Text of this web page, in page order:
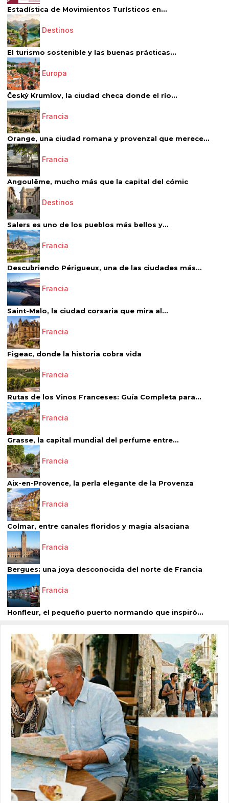
Estadística de Movimientos Turísticos en...
Destinos
El turismo sostenible y las buenas prácticas...
Europa
Český Krumlov, la ciudad checa donde el río...
Francia
Orange, una ciudad romana y provenzal que merece...
Francia
Angoulême, mucho más que la capital del cómic
Destinos
Salers es uno de los pueblos más bellos y...
Francia
Descubriendo Périgueux, una de las ciudades más...
Francia
Saint-Malo, la ciudad corsaria que mira al...
Francia
Figeac, donde la historia cobra vida
Francia
Rutas de los Vinos Franceses: Guía Completa para...
Francia
Grasse, la capital mundial del perfume entre...
Francia
Aix-en-Provence, la perla elegante de la Provenza
Francia
Colmar, entre canales floridos y magia alsaciana
Francia
Bergues: una joya desconocida del norte de Francia
Francia
Honfleur, el pequeño puerto normando que inspiró...